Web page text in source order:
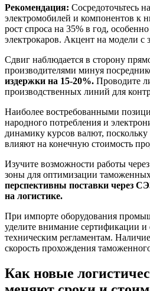
Рекомендация: Сосредоточьтесь
электромобилей и компонентов к
рост спроса на 35% в год,
электрокаров. Акцент на модели с
Сдвиг наблюдается в сторону
производителями минуя
издержки на 15-20%. Проводите
производственных линий для
Наиболее востребованными
народного потребления и
динамику курсов валют,
влияют на конечную стоимость
Изучите возможности работы
зоны для оптимизации
перспективны поставки через
на логистике.
При импорте оборудования
уделите внимание сертификации и
техническим регламентам.
скорость прохождения
Как новые